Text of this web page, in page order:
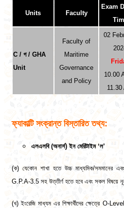
Units Faculty
Exam
C / গ / GHA
Unit
Faculty of
Maritime
Governance
and Policy
02
10.00
11.30
ফ্যাকাল্টি সংক্রান্ত বিস্তারিত তথ্য:
এলএলবি (অনার্স) ইন মেরিটাইম ‘ল’
(ক) যেকোন শাখা হতে উচ্চ মাধ্যমিক/সমমানের
G.P.A-3.5 সহ উত্তীর্ণ হতে হবে এবং সকল বিষয়ে
(খ)ইংরেজি মাধ্যম এর শিক্ষার্থীদের ক্ষেত্রে O-